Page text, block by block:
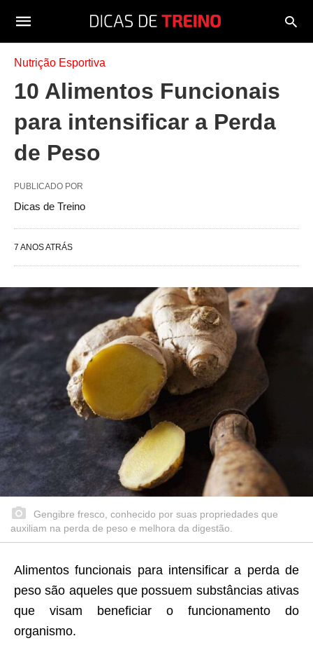
Nutrição Esportiva
10 Alimentos Funcionais
para intensificar a Perda
de Peso
PUBLICADO POR
Dicas de Treino
7 ANOS ATRÁS
Gengibre fresco, conhecido por suas propriedades que
auxiliam na perda de peso e melhora da digestão.
Alimentos funcionais para intensificar a perda de
peso são aqueles que possuem substâncias ativas
que visam beneficiar o funcionamento do
organismo.